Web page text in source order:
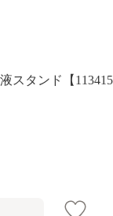
スタンド【113415